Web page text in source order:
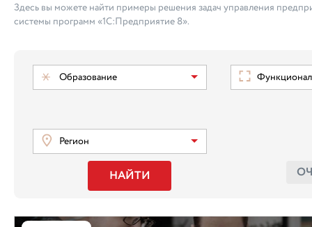
Здесь вы можете найти примеры решения задач управления
системы программ «1С:Предприятие 8».
Образование
Регион
НАЙТИ